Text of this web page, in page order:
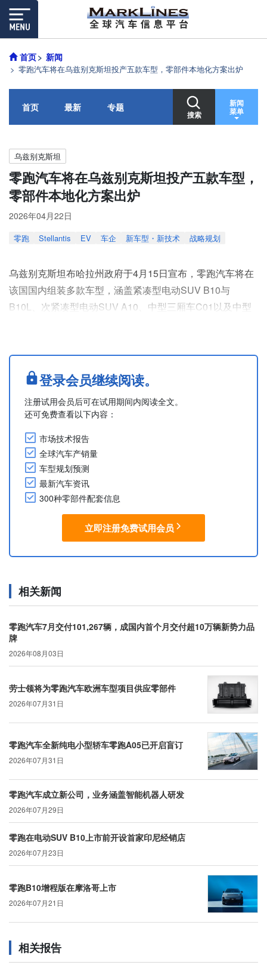
首页 新闻
零跑汽车将在乌兹别克斯坦投产五款车型，零部件本地化方案出炉
首页 最新 专题
搜索
新闻
菜单
乌兹别克斯坦
零跑汽车将在乌兹别克斯坦投产五款车型，
零部件本地化方案出炉
2026年04月22日
零跑 Stellantis EV 车企 新车型・新技术 战略规划
乌兹别克斯坦布哈拉州政府于4月15日宣布，零跑汽车将在
该国国内组装多款车型，涵盖紧凑型电动SUV B10与
B10L、次紧凑型电动SUV A10、中型三厢车C01以及中型
元）、2028年6万辆（1.5亿美元）、2029年10万辆（2亿美
元）、2030年15万辆（3亿美元）、2031年20万辆（3.5亿
美元）。除满足乌兹....
登录会员继续阅读。
注册试用会员后可在试用期间内阅读全文。
还可免费查看以下内容：
市场技术报告
全球汽车产销量
车型规划预测
最新汽车资讯
300种零部件配套信息
立即注册免费试用会员
相关新闻
零跑汽车7月交付101,267辆，成国内首个月交付超10万辆新势力品
牌
2026年08月03日
劳士领将为零跑汽车欧洲车型项目供应零部件
2026年07月31日
零跑汽车全新纯电小型轿车零跑A05已开启盲订
2026年07月31日
零跑汽车成立新公司，业务涵盖智能机器人研发
2026年07月29日
零跑在电动SUV B10上市前开设首家印尼经销店
2026年07月23日
零跑B10增程版在摩洛哥上市
2026年07月21日
相关报告